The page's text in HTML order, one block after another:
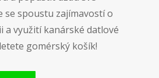
se spoustu zajímavostí o
a využití kanárské datlové
gomérský košík!